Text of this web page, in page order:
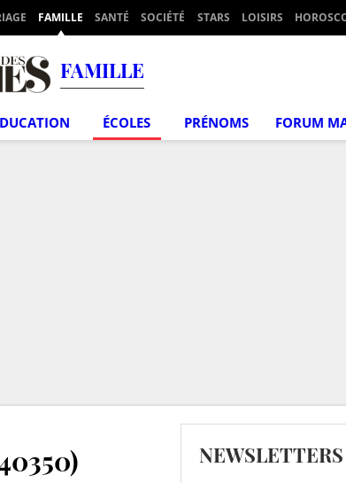
FAMILLE SANTÉ SOCIÉTÉ STARS LOISIRS
FAMILLE
ÉCOLES PRÉNOMS FORUM
NEWSLETTERS